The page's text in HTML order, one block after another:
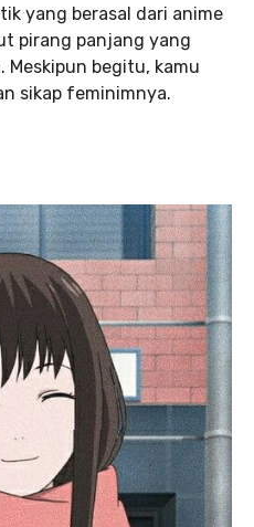
yang berasal dari anime
pirang panjang yang
Meskipun begitu, kamu
sikap feminimnya.